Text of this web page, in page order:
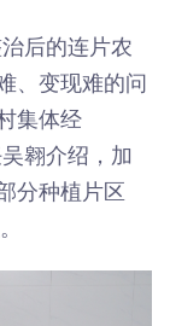
后的连片农
、变现难的问
集体经
翱介绍，加
分种植片区